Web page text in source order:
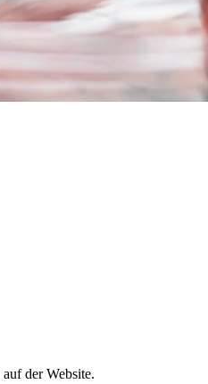
der Website.